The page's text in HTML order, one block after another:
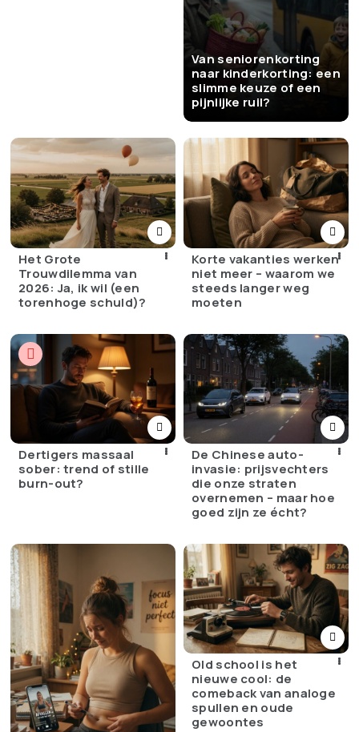
Van seniorenkorting
naar kinderkorting: een
slimme keuze of een
pijnlijke ruil?
Het Grote
Trouwdilemma van
2026: Ja, ik wil (een
torenhoge schuld)?
Korte vakanties werken
niet meer – waarom we
steeds langer weg
moeten
Dertigers massaal
sober: trend of stille
burn-out?
De Chinese auto-
invasie: prijsvechters
die onze straten
overnemen – maar hoe
goed zijn ze écht?
Old school is het
nieuwe cool: de
comeback van analoge
spullen en oude
gewoontes